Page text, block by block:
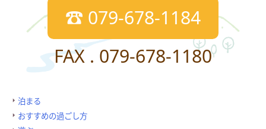
☎ 079-678-1184
FAX . 079-678-1180
泊まる
おすすめの過ごし方